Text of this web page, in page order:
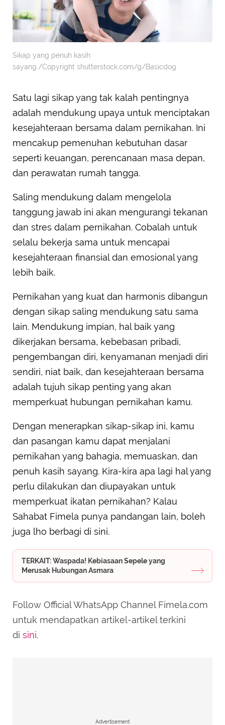
Sikap yang penuh kasih
sayang./Copyright shutterstock.com/g/Basicdog
Satu lagi sikap yang tak kalah pentingnya
adalah mendukung upaya untuk menciptakan
kesejahteraan bersama dalam pernikahan. Ini
mencakup pemenuhan kebutuhan dasar
seperti keuangan, perencanaan masa depan,
dan perawatan rumah tangga.
Saling mendukung dalam mengelola
tanggung jawab ini akan mengurangi tekanan
dan stres dalam pernikahan. Cobalah untuk
selalu bekerja sama untuk mencapai
kesejahteraan finansial dan emosional yang
lebih baik.
Pernikahan yang kuat dan harmonis dibangun
dengan sikap saling mendukung satu sama
lain. Mendukung impian, hal baik yang
dikerjakan bersama, kebebasan pribadi,
pengembangan diri, kenyamanan menjadi diri
sendiri, niat baik, dan kesejahteraan bersama
adalah tujuh sikap penting yang akan
memperkuat hubungan pernikahan kamu.
Dengan menerapkan sikap-sikap ini, kamu
dan pasangan kamu dapat menjalani
pernikahan yang bahagia, memuaskan, dan
penuh kasih sayang. Kira-kira apa lagi hal yang
perlu dilakukan dan diupayakan untuk
memperkuat ikatan pernikahan? Kalau
Sahabat Fimela punya pandangan lain, boleh
juga lho berbagi di sini.
TERKAIT: Waspada! Kebiasaan Sepele yang
Merusak Hubungan Asmara
Follow Official WhatsApp Channel Fimela.com
untuk mendapatkan artikel-artikel terkini
di sini.
Advertisement